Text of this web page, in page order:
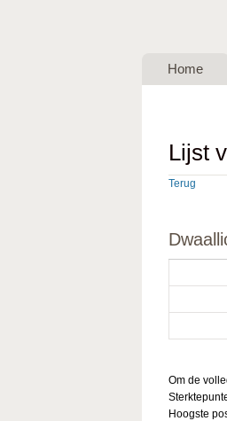
vzw
Home
Lijst
Terug
Om de
Hoogste